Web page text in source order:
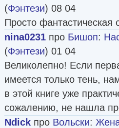
(Фэнтези) 08 04
Просто фантастическая
nina0231 про Бишоп:
(Фэнтези) 01 04
Великолепно! Если
имеется только тень,
в этой книге уже
сожалению, не нашла
Ndick про Вольски: